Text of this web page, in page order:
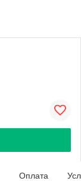
Оплата